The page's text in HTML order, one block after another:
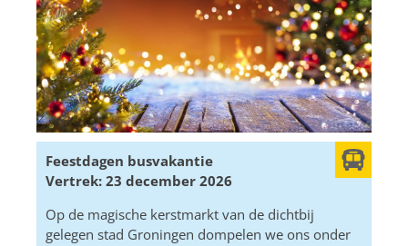
Feestdagen busvakantie
Vertrek: 23 december 2026
Op de magische kerstmarkt van de dichtbij
gelegen stad Groningen dompelen we ons onder